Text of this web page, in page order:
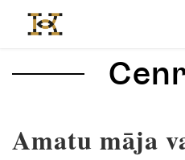
Amatu māja